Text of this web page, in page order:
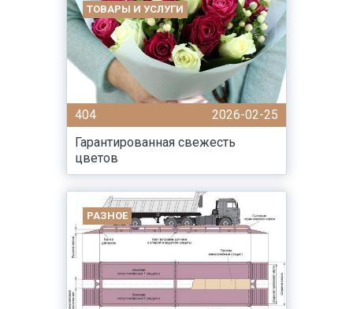
ТОВАРЫ И УСЛУГИ
404
2026-02-25
Гарантированная свежесть
цветов
РАЗНОЕ